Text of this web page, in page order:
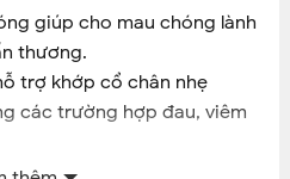
giúp cho mau chóng lành
thương.
trợ khớp cổ chân nhẹ
các trường hợp đau, viêm
thương nhẹ khớp cổ chân